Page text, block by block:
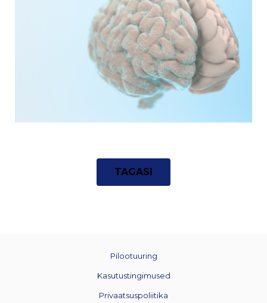
TAGASI
Pilootuuring
Kasutustingimused
Privaatsuspoliitika